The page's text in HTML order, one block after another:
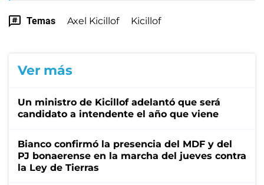
Temas Axel Kicillof Kicillof
Ver más
Un ministro de Kicillof adelantó que será
candidato a intendente el año que viene
Bianco confirmó la presencia del MDF y del
PJ bonaerense en la marcha del jueves contra
la Ley de Tierras